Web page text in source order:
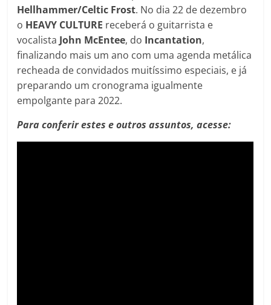
Hellhammer/Celtic Frost. No dia 22 de dezembro
o HEAVY CULTURE receberá o guitarrista e
vocalista John McEntee, do Incantation,
finalizando mais um ano com uma agenda metálica
recheada de convidados muitíssimo especiais, e já
preparando um cronograma igualmente
empolgante para 2022.
Para conferir estes e outros assuntos, acesse: